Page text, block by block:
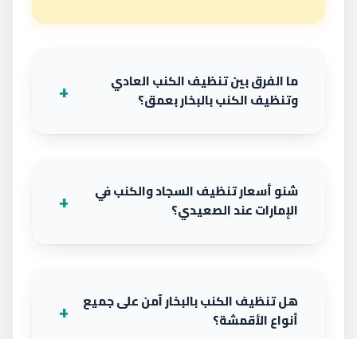
ما الفرق بين تنظيف الكنب العادي
وتنظيف الكنب بالبخار بعمق؟
شنو أسعار تنظيف السجاد والكنب في
الإمارات عند الصعيدي؟
هل تنظيف الكنب بالبخار آمن على جميع
أنواع الأقمشة؟